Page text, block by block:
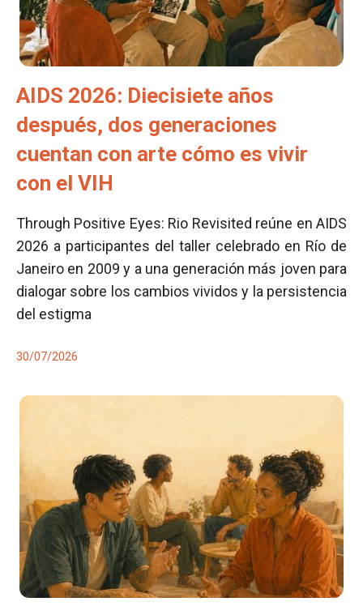
AIDS 2026: Diecisiete años
después, dos generaciones
cuentan con arte cómo es vivir
con el VIH
Through Positive Eyes: Rio Revisited reúne en AIDS
2026 a participantes del taller celebrado en Río de
Janeiro en 2009 y a una generación más joven para
dialogar sobre los cambios vividos y la persistencia
del estigma
30/07/2026